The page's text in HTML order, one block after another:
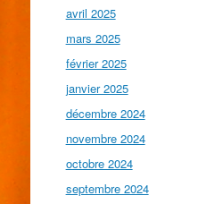
avril 2025
mars 2025
février 2025
janvier 2025
décembre 2024
novembre 2024
octobre 2024
septembre 2024